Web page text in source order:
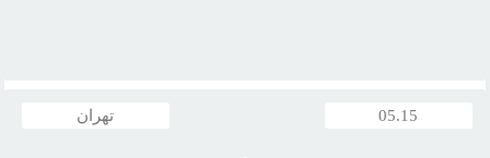
05.15 تهران